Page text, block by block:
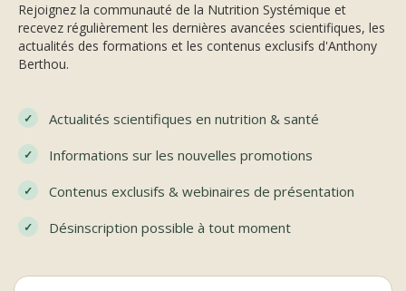
Rejoignez la communauté de la Nutrition Systémique et
recevez régulièrement les dernières avancées scientifiques, les
actualités des formations et les contenus exclusifs d'Anthony
Berthou.
Actualités scientifiques en nutrition & santé
Informations sur les nouvelles promotions
Contenus exclusifs & webinaires de présentation
Désinscription possible à tout moment